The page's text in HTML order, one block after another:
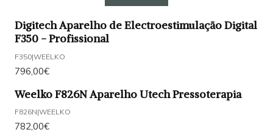
Digitech Aparelho de Electroestimulação Digital
F350 - Profissional
F350|WEELKO
796,00€
Weelko F826N Aparelho Utech Pressoterapia
F826N|WEELKO
782,00€